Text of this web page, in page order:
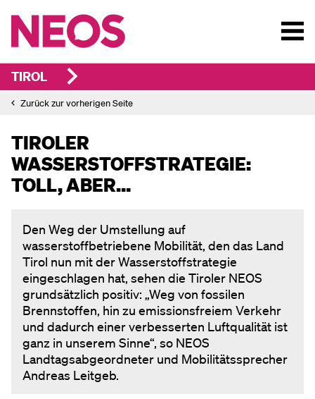
TIROL
Zurück zur vorherigen Seite
TIROLER
WASSERSTOFFSTRATEGIE:
TOLL, ABER…
Den Weg der Umstellung auf
wasserstoffbetriebene Mobilität, den das Land
Tirol nun mit der Wasserstoffstrategie
eingeschlagen hat, sehen die Tiroler NEOS
grundsätzlich positiv: „Weg von fossilen
Brennstoffen, hin zu emissionsfreiem Verkehr
und dadurch einer verbesserten Luftqualität ist
ganz in unserem Sinne“, so NEOS
Landtagsabgeordneter und Mobilitätssprecher
Andreas Leitgeb.